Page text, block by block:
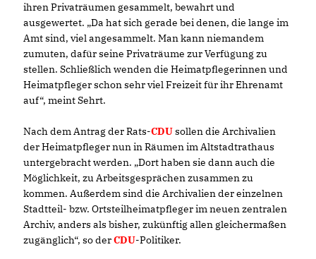
ihren Privaträumen gesammelt, bewahrt und
ausgewertet. „Da hat sich gerade bei denen, die lange im
Amt sind, viel angesammelt. Man kann niemandem
zumuten, dafür seine Privaträume zur Verfügung zu
stellen. Schließlich wenden die Heimatpflegerinnen und
Heimatpfleger schon sehr viel Freizeit für ihr Ehrenamt
auf“, meint Sehrt.
Nach dem Antrag der Rats-CDUsollen die Archivalien
der Heimatpfleger nun in Räumen im Altstadtrathaus
untergebracht werden. „Dort haben sie dann auch die
Möglichkeit, zu Arbeitsgesprächen zusammen zu
kommen. Außerdem sind die Archivalien der einzelnen
Stadtteil- bzw. Ortsteilheimatpfleger im neuen zentralen
Archiv, anders als bisher, zukünftig allen gleichermaßen
zugänglich“, so derCDU-Politiker.